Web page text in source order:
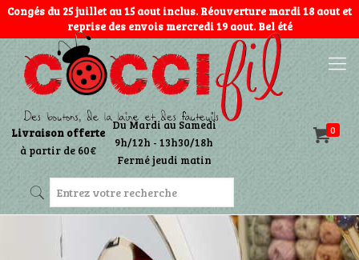
Congés du 25 juillet au 15 aout inclus. Réouverture mardi 18 aout et
reprise des envois mercredi 19 aout. Bel été
0
Livraison offerte
à partir de 60€
Du Mardi au Samedi
9h/12h - 13h30/18h
Fermé jeudi matin